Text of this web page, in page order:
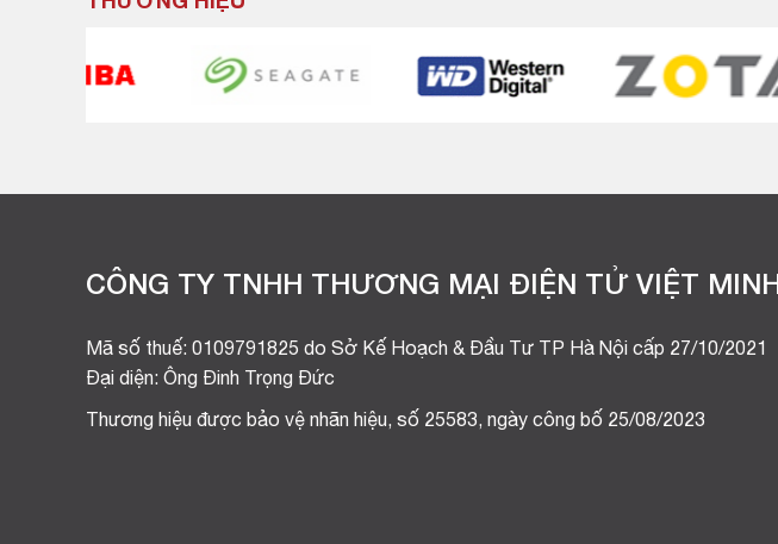
CÔNG TY TNHH THƯƠNG MẠI ĐIỆN TỬ VIỆT MINH
Mã số thuế: 0109791825 do Sở Kế Hoạch & Đầu Tư TP Hà Nội cấp 27/10/2021
Đại diện: Ông Đinh Trọng Đức
Thương hiệu được bảo vệ nhãn hiệu, số 25583, ngày công bố 25/08/2023